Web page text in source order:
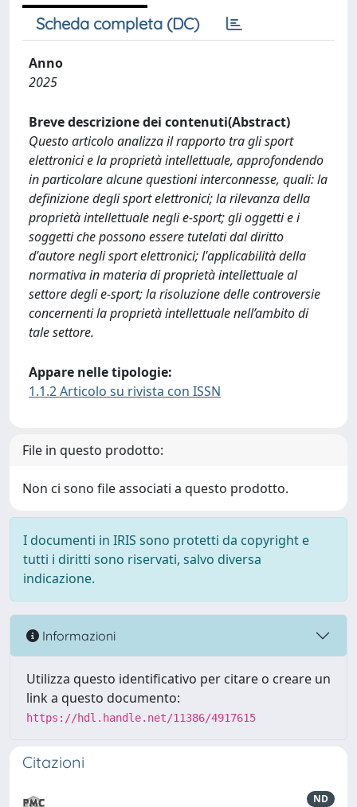
Scheda completa (DC)
Anno
2025
Breve descrizione dei contenuti(Abstract)
Questo articolo analizza il rapporto tra gli sport
elettronici e la proprietà intellettuale, approfondendo
in particolare alcune questioni interconnesse, quali: la
definizione degli sport elettronici; la rilevanza della
proprietà intellettuale negli e-sport; gli oggetti e i
soggetti che possono essere tutelati dal diritto
d'autore negli sport elettronici; l'applicabilità della
normativa in materia di proprietà intellettuale al
settore degli e-sport; la risoluzione delle controversie
concernenti la proprietà intellettuale nell’ambito di
tale settore.
Appare nelle tipologie:
1.1.2 Articolo su rivista con ISSN
File in questo prodotto:
Non ci sono file associati a questo prodotto.
I documenti in IRIS sono protetti da copyright e
tutti i diritti sono riservati, salvo diversa
indicazione.
Informazioni
Utilizza questo identificativo per citare o creare un
link a questo documento:
https://hdl.handle.net/11386/4917615
Citazioni
ND